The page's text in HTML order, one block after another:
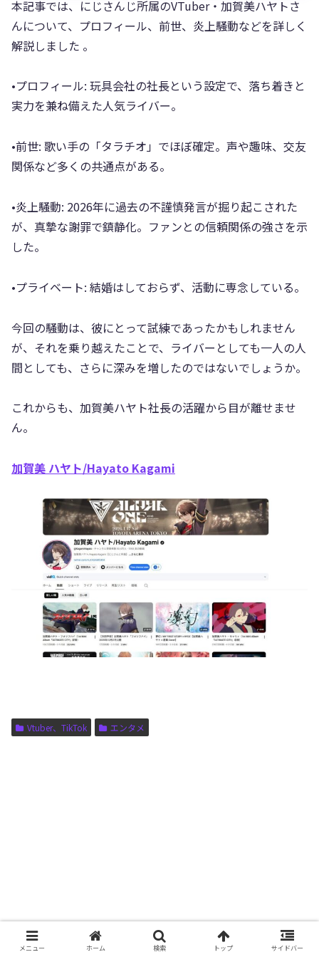
本記事では、にじさんじ所属のVTuber・加賀美ハヤトさ
んについて、プロフィール、前世、炎上騒動などを詳しく
解説しました 。
•プロフィール: 玩具会社の社長という設定で、落ち着きと
実力を兼ね備えた人気ライバー。
•前世: 歌い手の「タラチオ」でほぼ確定。声や趣味、交友
関係など多くの共通点がある。
•炎上騒動: 2026年に過去の不謹慎発言が掘り起こされた
が、真摯な謝罪で鎮静化。ファンとの信頼関係の強さを示
した。
•プライベート: 結婚はしておらず、活動に専念している。
今回の騒動は、彼にとって試練であったかもしれません
が、それを乗り越えたことで、ライバーとしても一人の人
間としても、さらに深みを増したのではないでしょうか。
これからも、加賀美ハヤト社長の活躍から目が離せませ
ん。
加賀美 ハヤト/Hayato Kagami
Vtuber、TikTok エンタメ
メニュー ホーム 検索 トップ サイドバー